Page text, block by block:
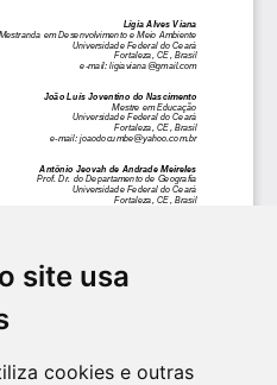
site usa
cookies e outras